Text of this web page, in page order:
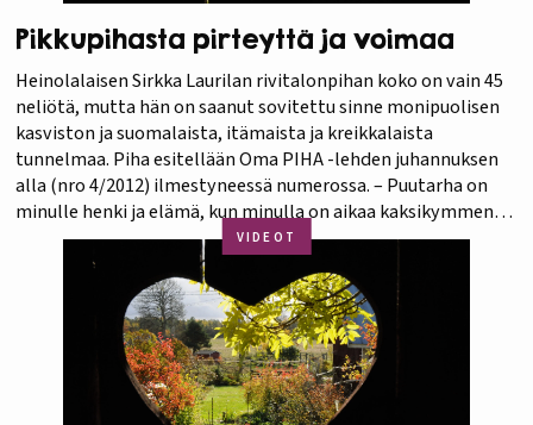
Pikkupihasta pirteyttä ja voimaa
Heinolalaisen Sirkka Laurilan rivitalonpihan koko on vain 45
neliötä, mutta hän on saanut sovitettu sinne monipuolisen
kasviston ja suomalaista, itämaista ja kreikkalaista
tunnelmaa. Piha esitellään Oma PIHA -lehden juhannuksen
alla (nro 4/2012) ilmestyneessä numerossa. – Puutarha on
minulle henki ja elämä, kun minulla on aikaa kaksikymmentä
neljä kautta seitsemän. Katson kaikki puutarhaohjelmat ja
etsin netistä…
VIDEOT